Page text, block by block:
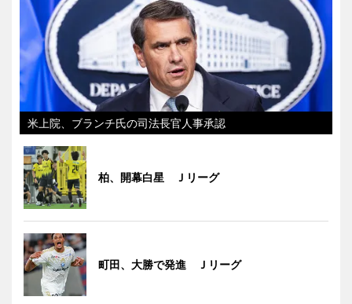
米上院、ブランチ氏の司法長官人事承認
柏、開幕白星 Ｊリーグ
町田、大勝で発進 Ｊリーグ